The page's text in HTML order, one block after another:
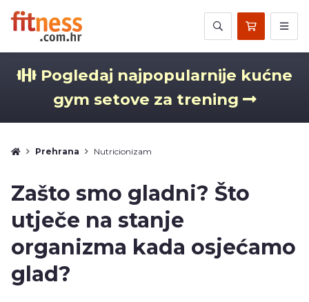
Pogledaj najpopularnije kućne
gym setove za trening
Prehrana Nutricionizam
Zašto smo gladni? Što
utječe na stanje
organizma kada osjećamo
glad?